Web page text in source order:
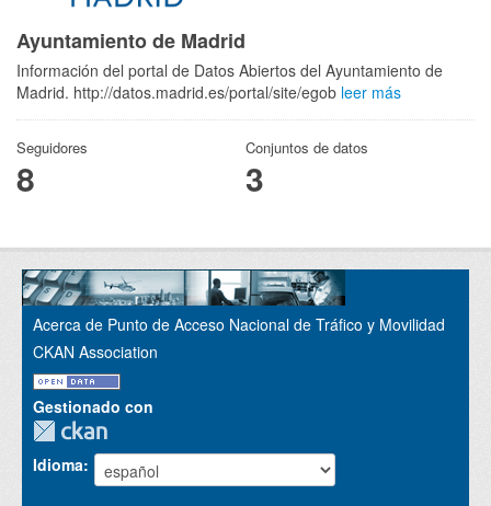
Ayuntamiento de Madrid
Información del portal de Datos Abiertos del Ayuntamiento de
Madrid. http://datos.madrid.es/portal/site/egob leer más
Seguidores
8
Conjuntos de datos
3
Acerca de Punto de Acceso Nacional de Tráfico y Movilidad
CKAN Association
Gestionado con
Idioma